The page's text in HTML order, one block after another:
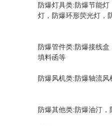
防爆灯具类:防爆节能
灯，防爆环形荧光灯，
防爆管件类:防爆接线
填料函等
防爆风机类:防爆轴流
防爆其他类:防爆油汀